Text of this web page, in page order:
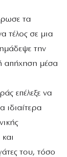
τα
τέλος σε μια
την
απήχηση μέσα
επέλεξε να
ιδιαίτερα
του, τόσο